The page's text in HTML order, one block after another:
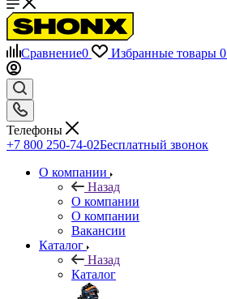
Сравнение0 Избранные товары 0
Телефоны
+7 800 250-74-02Бесплатный звонок
О компании
Назад
О компании
О компании
Вакансии
Каталог
Назад
Каталог